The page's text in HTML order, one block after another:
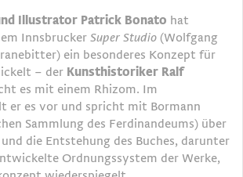
Illustrator Patrick Bonato hat
Innsbrucker Super Studio (Wolfgang
ein besonderes Konzept für
– der Kunsthistoriker Ralf
es mit einem Rhizom. Im
er es vor und spricht mit Bormann
Sammlung des Ferdinandeums) über
die Entstehung des Buches, darunter
Ordnungssystem der Werke,